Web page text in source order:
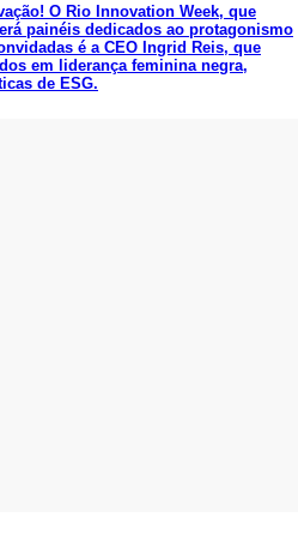
O Rio Innovation Week, que
painéis dedicados ao protagonismo
é a CEO Ingrid Reis, que
em liderança feminina negra,
de ESG.